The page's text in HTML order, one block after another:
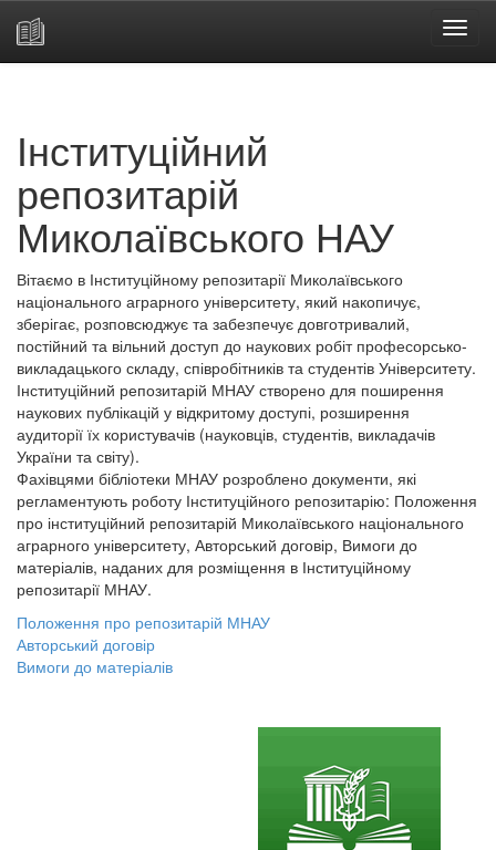
Інституційний
репозитарій
Миколаївського НАУ
Вітаємо в Інституційному репозитарії Миколаївського
національного аграрного університету, який накопичує,
зберігає, розповсюджує та забезпечує довготривалий,
постійний та вільний доступ до наукових робіт професорсько-
викладацького складу, співробітників та студентів Університету.
Інституційний репозитарій МНАУ створено для поширення
наукових публікацій у відкритому доступі, розширення
аудиторії їх користувачів (науковців, студентів, викладачів
України та світу).
Фахівцями бібліотеки МНАУ розроблено документи, які
регламентують роботу Інституційного репозитарію: Положення
про інституційний репозитарій Миколаївського національного
аграрного університету, Авторський договір, Вимоги до
матеріалів, наданих для розміщення в Інституційному
репозитарії МНАУ.
Положення про репозитарій МНАУ
Авторський договір
Вимоги до матеріалів